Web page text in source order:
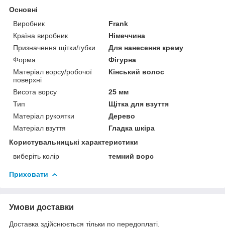
Основні
Виробник
Frank
Країна виробник
Німеччина
Призначення щітки/губки
Для нанесення крему
Форма
Фігурна
Матеріал ворсу/робочої
поверхні
Кінський волос
Висота ворсу
25 мм
Тип
Щітка для взуття
Матеріал рукоятки
Дерево
Матеріал взуття
Гладка шкіра
Користувальницькі характеристики
виберіть колір
темний ворс
Приховати
Умови доставки
Доставка здійснюється тільки по передоплаті.